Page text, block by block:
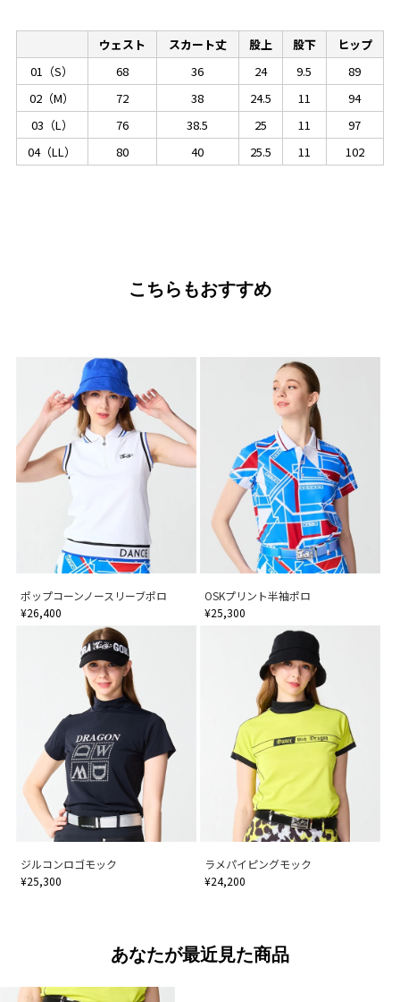
ウェスト スカート丈 股上 股下
ヒップ
01（S）
68 36 24 9.5
89
02（M）
72 38 24.5 11
94
03（L）
76 38.5 25 11
97
04（LL）
80 40 25.5 11 102
こちらもおすすめ
ポップコーンノースリーブポロ
¥26,400
OSKプリント半袖ポロ
¥25,300
ジルコンロゴモック
¥25,300
ラメパイピングモック
¥24,200
あなたが最近見た商品